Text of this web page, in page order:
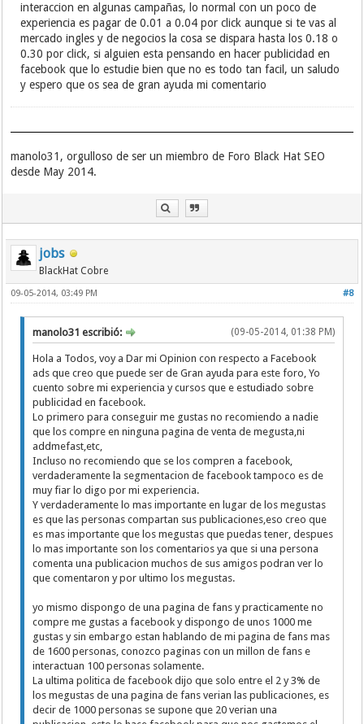
interaccion en algunas campañas, lo normal con un poco de
experiencia es pagar de 0.01 a 0.04 por click aunque si te vas al
mercado ingles y de negocios la cosa se dispara hasta los 0.18 o
0.30 por click, si alguien esta pensando en hacer publicidad en
facebook que lo estudie bien que no es todo tan facil, un saludo
y espero que os sea de gran ayuda mi comentario
manolo31, orgulloso de ser un miembro de Foro Black Hat SEO
desde May 2014.
jobs
BlackHat Cobre
#8
09-05-2014, 03:49 PM
(09-05-2014, 01:38 PM)
manolo31 escribió:
Hola a Todos, voy a Dar mi Opinion con respecto a Facebook
ads que creo que puede ser de Gran ayuda para este foro, Yo
cuento sobre mi experiencia y cursos que e estudiado sobre
publicidad en facebook.
Lo primero para conseguir me gustas no recomiendo a nadie
que los compre en ninguna pagina de venta de megusta,ni
addmefast,etc,
Incluso no recomiendo que se los compren a facebook,
verdaderamente la segmentacion de facebook tampoco es de
muy fiar lo digo por mi experiencia.
Y verdaderamente lo mas importante en lugar de los megustas
es que las personas compartan sus publicaciones,eso creo que
es mas importante que los megustas que puedas tener, despues
lo mas importante son los comentarios ya que si una persona
comenta una publicacion muchos de sus amigos podran ver lo
que comentaron y por ultimo los megustas.
yo mismo dispongo de una pagina de fans y practicamente no
compre me gustas a facebook y dispongo de unos 1000 me
gustas y sin embargo estan hablando de mi pagina de fans mas
de 1600 personas, conozco paginas con un millon de fans e
interactuan 100 personas solamente.
La ultima politica de facebook dijo que solo entre el 2 y 3% de
los megustas de una pagina de fans verian las publicaciones, es
decir de 1000 personas se supone que 20 verian una